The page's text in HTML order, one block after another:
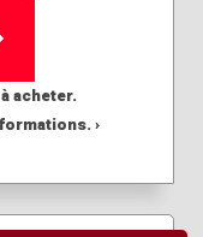
acheter.
›